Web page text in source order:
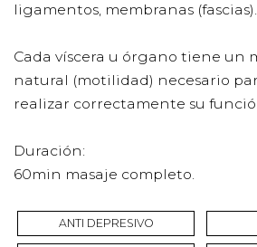
ligamentos, membranas (fascias).
Cada víscera u órgano tiene un
natural (motilidad) necesario
realizar correctamente su
Duración:
60min masaje completo.
ANTI DEPRESIVO